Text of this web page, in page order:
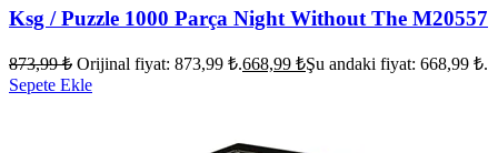
Ksg / Puzzle 1000 Parça Night Without The M20557
873,99₺ Orijinal fiyat: 873,99 ₺.668,99 ₺Şu andaki fiyat: 668,99 ₺.
Sepete Ekle